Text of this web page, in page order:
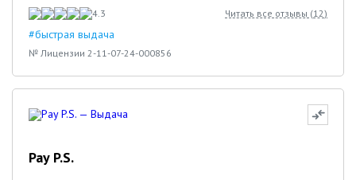
4.3 Читать все отзывы (12)
#быстрая выдача
№ Лицензии 2-11-07-24-000856
Pay P.S.